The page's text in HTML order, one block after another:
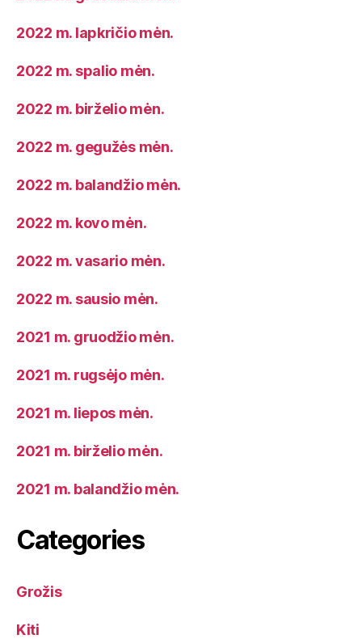
2022 m. lapkričio mėn.
2022 m. spalio mėn.
2022 m. birželio mėn.
2022 m. gegužės mėn.
2022 m. balandžio mėn.
2022 m. kovo mėn.
2022 m. vasario mėn.
2022 m. sausio mėn.
2021 m. gruodžio mėn.
2021 m. rugsėjo mėn.
2021 m. liepos mėn.
2021 m. birželio mėn.
2021 m. balandžio mėn.
Categories
Grožis
Kiti